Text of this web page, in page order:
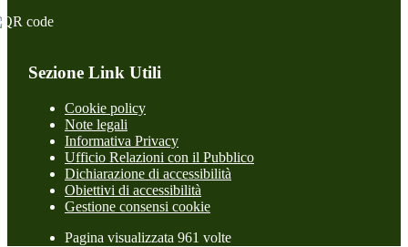
Sezione Link Utili
Cookie policy
Note legali
Informativa Privacy
Ufficio Relazioni con il Pubblico
Dichiarazione di accessibilità
Obiettivi di accessibilità
Gestione consensi cookie
Pagina visualizzata 961 volte